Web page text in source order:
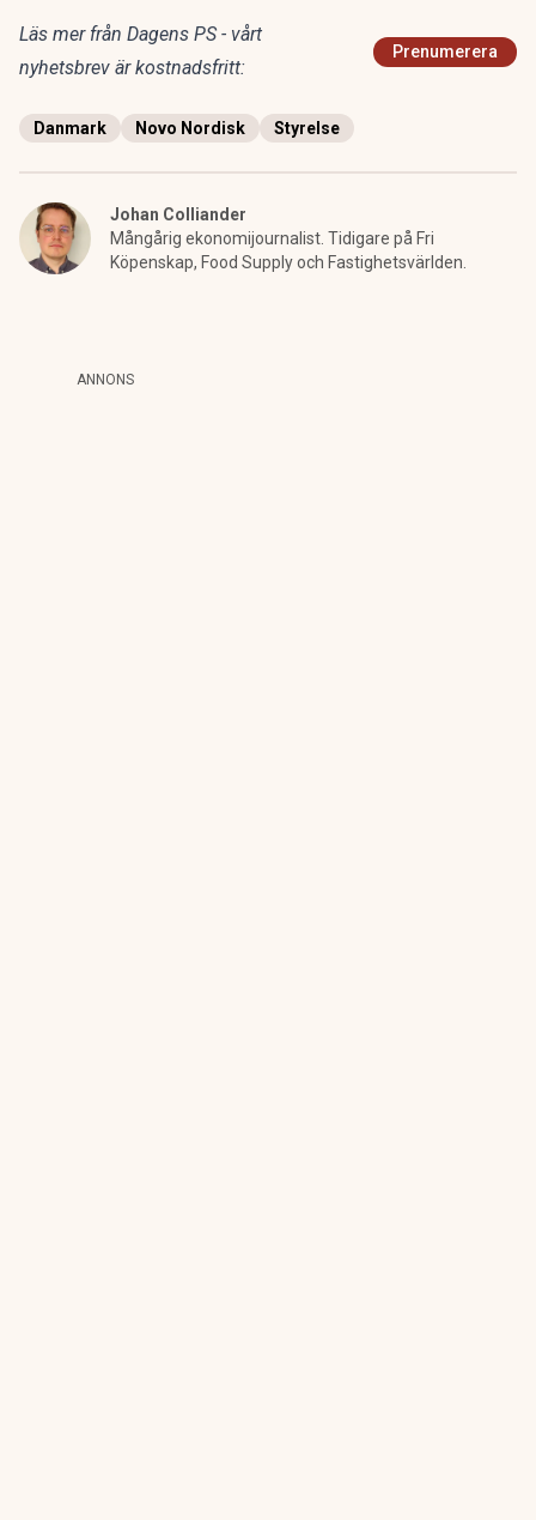
Läs mer från Dagens PS - vårt
nyhetsbrev är kostnadsfritt:
Prenumerera
Danmark Novo Nordisk Styrelse
Johan Colliander
Mångårig ekonomijournalist. Tidigare på Fri
Köpenskap, Food Supply och Fastighetsvärlden.
ANNONS